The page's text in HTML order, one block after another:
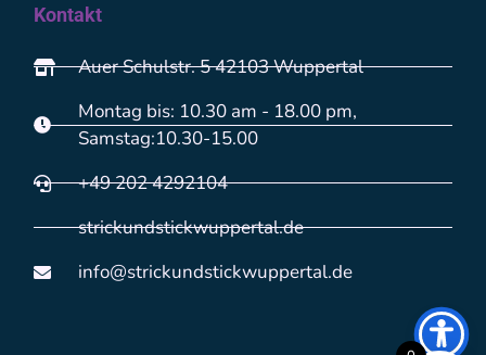
Kontakt
Auer Schulstr. 5 42103 Wuppertal
Montag bis: 10.30 am - 18.00 pm,
Samstag:10.30-15.00
+49 202 4292104
strickundstickwuppertal.de
info@strickundstickwuppertal.de